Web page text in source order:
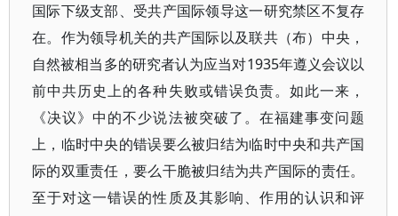
国际下级支部、受共产国际领导这一研究禁区不复存
在。作为领导机关的共产国际以及联共（布）中央，
自然被相当多的研究者认为应当对1935年遵义会议以
前中共历史上的各种失败或错误负责。如此一来，
《决议》中的不少说法被突破了。在福建事变问题
上，临时中央的错误要么被归结为临时中央和共产国
际的双重责任，要么干脆被归结为共产国际的责任。
至于对这一错误的性质及其影响、作用的认识和评